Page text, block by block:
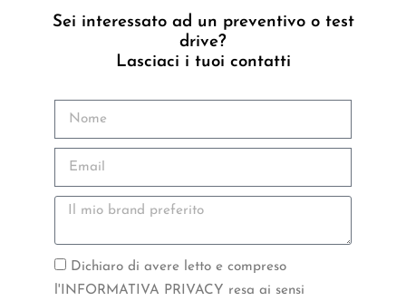
Sei interessato ad un preventivo o test
drive?
Lasciaci i tuoi contatti
Dichiaro di avere letto e compreso
l'INFORMATIVA PRIVACY resa ai sensi